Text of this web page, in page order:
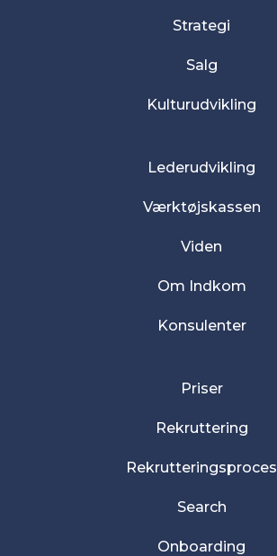
Strategi
Salg
Kulturudvikling
Lederudvikling
Værktøjskassen
Viden
Om Indkom
Konsulenter
Priser
Rekruttering
Rekrutteringsproces
Search
Onboarding